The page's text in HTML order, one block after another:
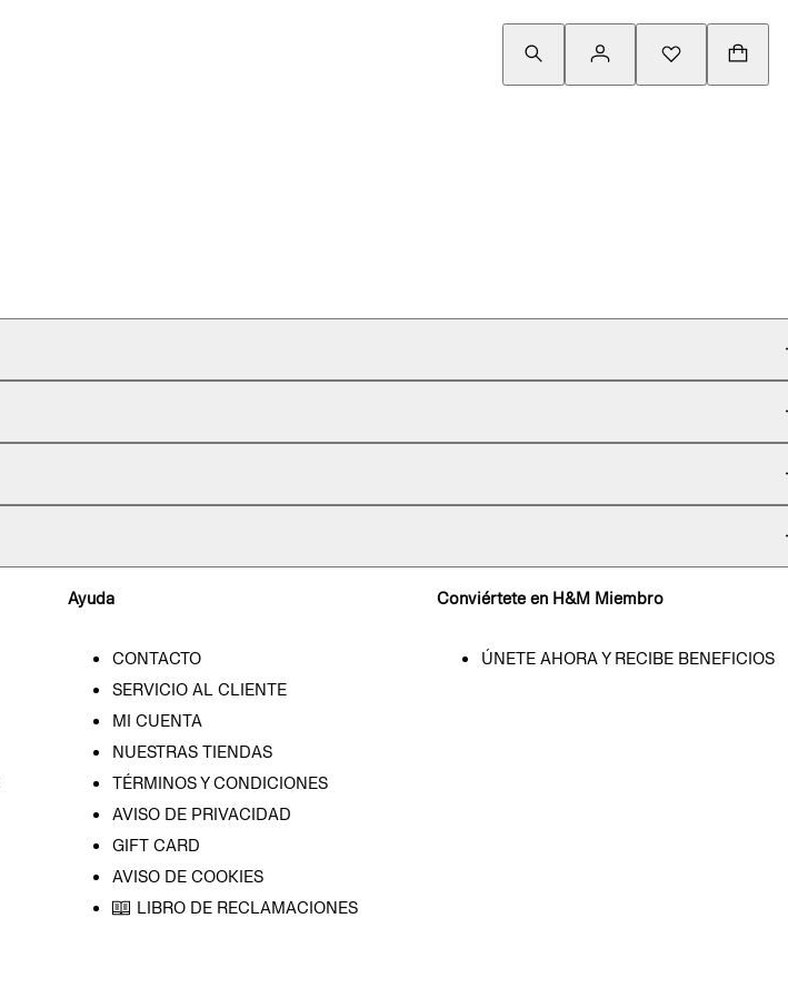
Ayuda
CONTACTO
SERVICIO AL CLIENTE
MI CUENTA
NUESTRAS TIENDAS
TÉRMINOS Y CONDICIONES
AVISO DE PRIVACIDAD
GIFT CARD
AVISO DE COOKIES
LIBRO DE RECLAMACIONES
Conviértete en H&M Miembro
ÚNETE AHORA Y RECIBE BENEFICIOS